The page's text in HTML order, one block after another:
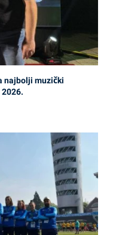
najbolji muzički